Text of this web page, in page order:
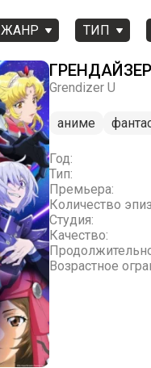
ЖАНР ТИП
Grendizer U
аниме
Год:
Тип:
Премьера:
Количество
Студия:
Качество:
Возрастное